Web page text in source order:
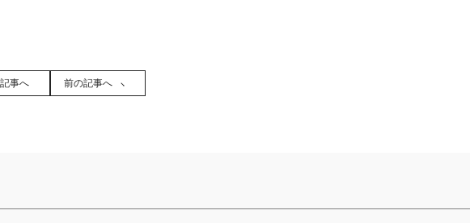
事へ 前の記事へ